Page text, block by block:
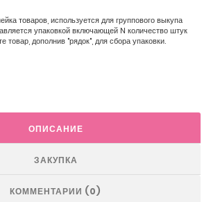
товаров, используется для группового выкупа
упаковкой включающей N количество штук
товар, дополнив "рядок", для сбора упаковки.
ОПИСАНИЕ
ЗАКУПКА
КОММЕНТАРИИ (0)